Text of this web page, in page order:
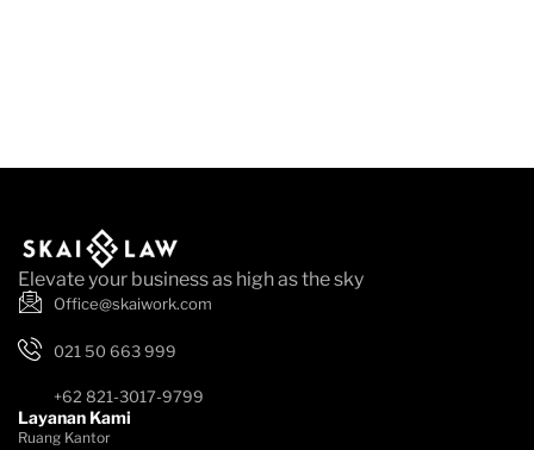
Elevate your business as high as the sky
Office@skaiwork.com
021 50 663 999
+62 821-3017-9799
Layanan Kami
Ruang Kantor